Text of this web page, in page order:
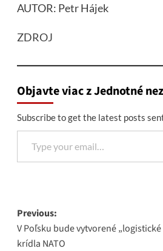
AUTOR: Petr Hájek
ZDROJ
Objavte viac z Jednotné
Subscribe to get the latest posts
Type your email…
Post
navigation
Previous:
V Poľsku bude vytvorené
krídla NATO